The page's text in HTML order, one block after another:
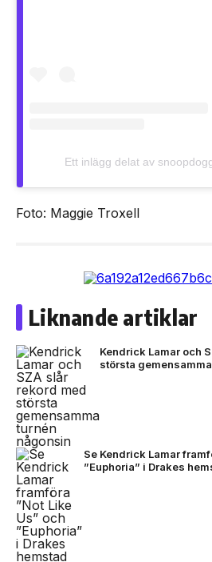
Ett inlägg delat av
Foto: Maggie Troxell
Liknande artiklar
Kendrick Lamar och
största
Se Kendrick Lamar
”Euphoria” i Drakes